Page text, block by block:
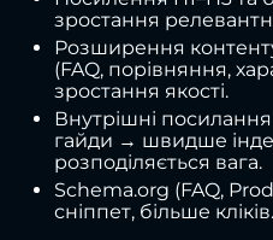
зростання
Розширення
(FAQ, порівняння,
зростання якості.
Внутрішні посилання
гайди → швидше
розподіляється вага.
Schema.org (FAQ,
сніппет, більше кліків.